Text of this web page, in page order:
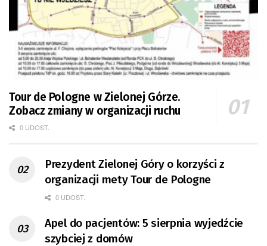
Tour de Pologne w Zielonej Górze.
Zobacz zmiany w organizacji ruchu
0 UDOST.
Prezydent Zielonej Góry o korzyści z
organizacji mety Tour de Pologne
0 UDOST.
Apel do pacjentów: 5 sierpnia wyjedźcie
szybciej z domów